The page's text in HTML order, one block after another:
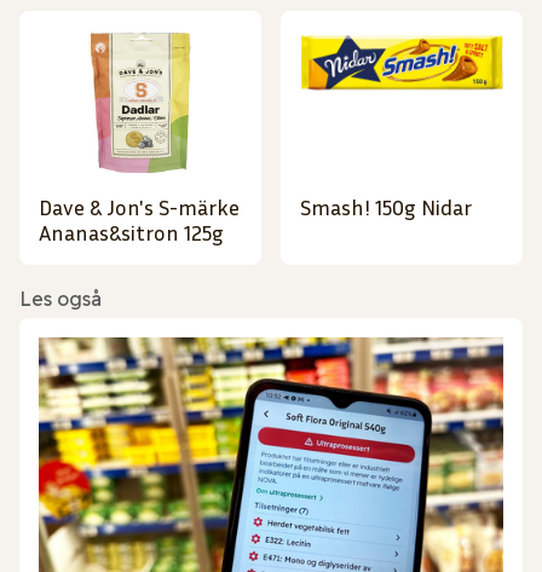
Dave & Jon's S-märke
Ananas&sitron 125g
Smash! 150g Nidar
Les også